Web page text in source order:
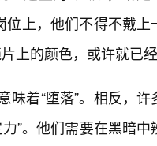
位上，他们不得不戴
上的颜色，或许就已
味着“堕落”。相反，
力”。他们需要在黑暗